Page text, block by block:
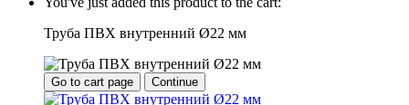
Труба ПВХ внутренний Ø22 мм
Go to cart page Continue